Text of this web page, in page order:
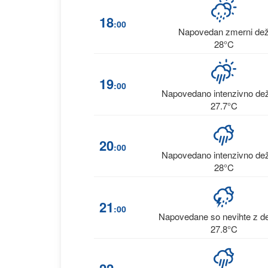
18:00
Napovedan zmerni
28°C
19:00
Napovedano intenzivno
27.7°C
20:00
Napovedano intenzivno
28°C
21 :00
Napovedane so nevihte z
27.8°C